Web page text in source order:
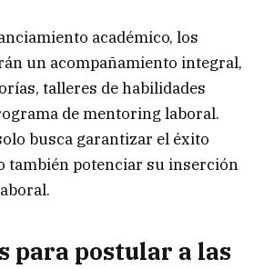
académico, los
un acompañamiento integral,
talleres de habilidades
de mentoring laboral.
busca garantizar el éxito
también potenciar su inserción
para postular a las